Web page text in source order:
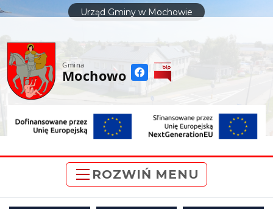
treści
Urząd Gminy w Mochowie
Gmina
Mochowo
ROZWIŃ MENU